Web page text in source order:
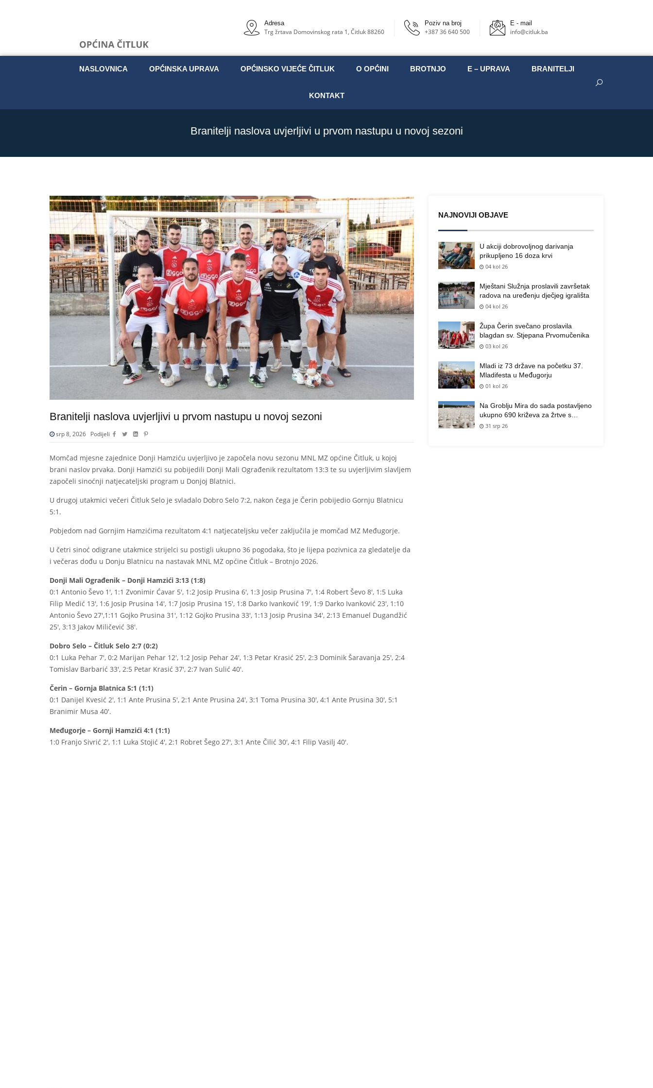
Adresa
Trg žrtava Domovinskog rata 1, Čitluk 88260
Poziv na broj
+387 36 640 500
E - mail
info@citluk.ba
NASLOVNICA OPĆINSKA UPRAVA OPĆINSKO VIJEĆE ČITLUK O OPĆINI BROTNJO E – UPRAVA BRANITELJI
KONTAKT
Branitelji naslova uvjerljivi u prvom nastupu u novoj sezoni
Branitelji naslova uvjerljivi u prvom nastupu u novoj sezoni
srp 8, 2026 Podijeli
Momčad mjesne zajednice Donji Hamziću uvjerljivo je započela novu sezonu MNL MZ općine Čitluk, u kojoj
brani naslov prvaka. Donji Hamzići su pobijedili Donji Mali Ograđenik rezultatom 13:3 te su uvjerljivim slavljem
započeli sinoćnji natjecateljski program u Donjoj Blatnici.
U drugoj utakmici večeri Čitluk Selo je svladalo Dobro Selo 7:2, nakon čega je Čerin pobijedio Gornju Blatnicu
5:1.
Pobjedom nad Gornjim Hamzićima rezultatom 4:1 natjecateljsku večer zaključila je momčad MZ Međugorje.
U četri sinoć odigrane utakmice strijelci su postigli ukupno 36 pogodaka, što je lijepa pozivnica za gledatelje da
i večeras dođu u Donju Blatnicu na nastavak MNL MZ općine Čitluk – Brotnjo 2026.
Donji Mali Ograđenik – Donji Hamzići 3:13 (1:8)
0:1 Antonio Ševo 1′, 1:1 Zvonimir Ćavar 5′, 1:2 Josip Prusina 6′, 1:3 Josip Prusina 7′, 1:4 Robert Ševo 8′, 1:5 Luka
Filip Medić 13′, 1:6 Josip Prusina 14′, 1:7 Josip Prusina 15′, 1:8 Darko Ivanković 19′, 1:9 Darko Ivanković 23′, 1:10
Antonio Ševo 27′,1:11 Gojko Prusina 31′, 1:12 Gojko Prusina 33′, 1:13 Josip Prusina 34′, 2:13 Emanuel Dugandžić
25′, 3:13 Jakov Miličević 38′.
Dobro Selo – Čitluk Selo 2:7 (0:2)
0:1 Luka Pehar 7′, 0:2 Marijan Pehar 12′, 1:2 Josip Pehar 24′, 1:3 Petar Krasić 25′, 2:3 Dominik Šaravanja 25′, 2:4
Tomislav Barbarić 33′, 2:5 Petar Krasić 37′, 2:7 Ivan Sulić 40′.
Čerin – Gornja Blatnica 5:1 (1:1)
0:1 Danijel Kvesić 2′, 1:1 Ante Prusina 5′, 2:1 Ante Prusina 24′, 3:1 Toma Prusina 30′, 4:1 Ante Prusina 30′, 5:1
Branimir Musa 40′.
Međugorje – Gornji Hamzići 4:1 (1:1)
1:0 Franjo Sivrić 2′, 1:1 Luka Stojić 4′, 2:1 Robret Šego 27′, 3:1 Ante Čilić 30′, 4:1 Filip Vasilj 40′.
NAJNOVIJI OBJAVE
U akciji dobrovoljnog darivanja
prikupljeno 16 doza krvi
04 kol 26
Mještani Služnja proslavili završetak
radova na uređenju dječjeg igrališta
04 kol 26
Župa Čerin svečano proslavila
blagdan sv. Stjepana Prvomučenika
03 kol 26
Mladi iz 73 države na početku 37.
Mladifesta u Međugorju
01 kol 26
Na Groblju Mira do sada postavljeno
ukupno 690 križeva za žrtve s
područja općine Čitluk
31 srp 26